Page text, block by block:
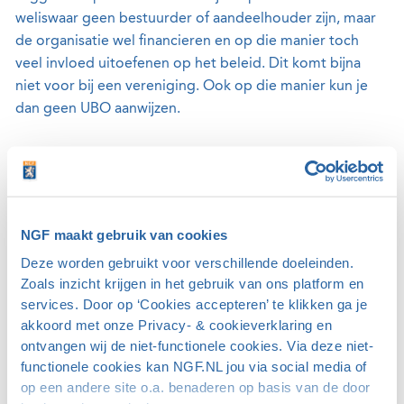
NGF maakt gebruik van cookies
Deze worden gebruikt voor verschillende doeleinden.
Zoals inzicht krijgen in het gebruik van ons platform en
services. Door op ‘Cookies accepteren’ te klikken ga je
akkoord met onze Privacy- & cookieverklaring en
ontvangen wij de niet-functionele cookies. Via deze niet-
functionele cookies kan NGF.NL jou via social media of
op een andere site o.a. benaderen op basis van de door
weliswaar geen bestuurder of aandeelhouder zijn, maar
de organisatie wel financieren en op die manier toch
veel invloed uitoefenen op het beleid. Dit komt bijna
niet voor bij een vereniging. Ook op die manier kun je
dan geen UBO aanwijzen.
de ‘hoger leidinggevenden’ van de vereniging in als
UBO’s. Dat zijn de (statutaire) bestuurders die ook staan
Koophandel. Controleer hierbij ook de statuten.
Wanneer en hoe inschrijven?
Ondernemingen moeten vóór 27 maart 2022 de UBO’s
inschrijven in het UBO-register van de Kamer van
Koophandel.Ga hiervoor naar de website van de Kamer
van Koophandel. Registreren kan online via de website